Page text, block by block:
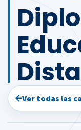
Ver todas las